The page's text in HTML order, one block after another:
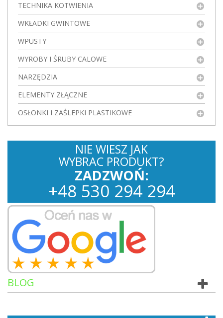
TECHNIKA KOTWIENIA
WKŁADKI GWINTOWE
WPUSTY
WYROBY I ŚRUBY CALOWE
NARZĘDZIA
ELEMENTY ZŁĄCZNE
OSŁONKI I ZAŚLEPKI PLASTIKOWE
NIE WIESZ JAK
WYBRAC PRODUKT?
ZADZWOŃ:
+48 530 294 294
BLOG